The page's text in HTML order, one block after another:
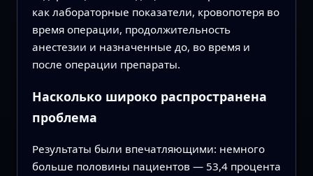
как лабораторные показатели, кровопотеря во
время операции, продолжительность
анестезии и назначенные до, во время и
после операции препараты.
Насколько широко распространена
проблема
Результаты были впечатляющими: немного
больше половины пациентов — 53,4 процента